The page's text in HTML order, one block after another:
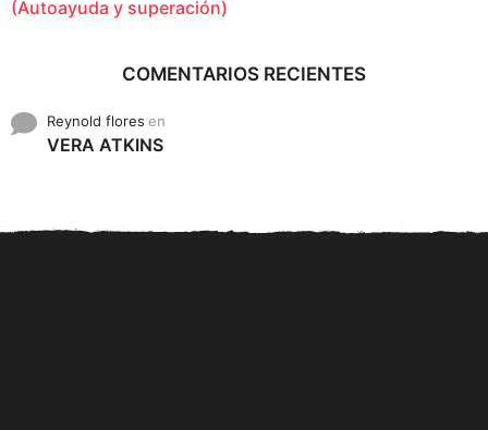
(Autoayuda y superación)
COMENTARIOS RECIENTES
Reynold flores en
VERA ATKINS